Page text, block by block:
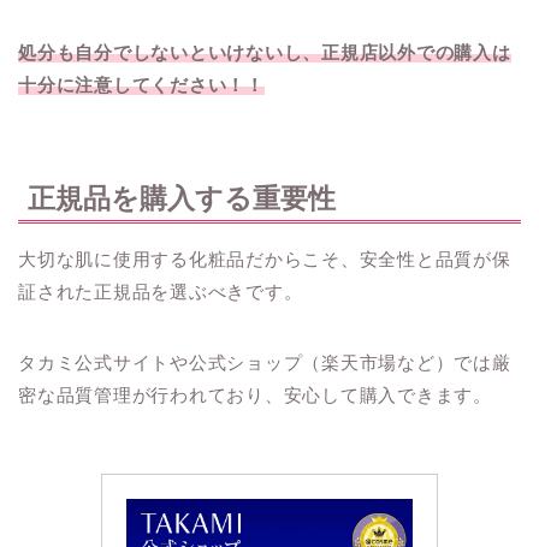
処分も自分でしないといけないし、正規店以外での購入は
十分に注意してください！！
正規品を購入する重要性
大切な肌に使用する化粧品だからこそ、安全性と品質が保
証された正規品を選ぶべきです。
タカミ公式サイトや公式ショップ（楽天市場など）では厳
密な品質管理が行われており、安心して購入できます。